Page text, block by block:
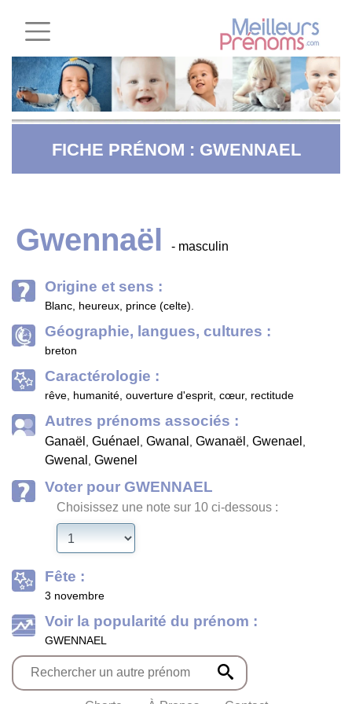
FICHE PRÉNOM : GWENNAEL
Gwennaël - masculin
Origine et sens :
Blanc, heureux, prince (celte).
Géographie, langues, cultures :
breton
Caractérologie :
rêve, humanité, ouverture d'esprit, cœur, rectitude
Autres prénoms associés :
Ganaël , Guénael , Gwanal , Gwanaël , Gwenael ,
Gwenal , Gwenel
Voter pour GWENNAEL
Choisissez une note sur 10 ci-dessous :
Fête :
3 novembre
Voir la popularité du prénom :
GWENNAEL